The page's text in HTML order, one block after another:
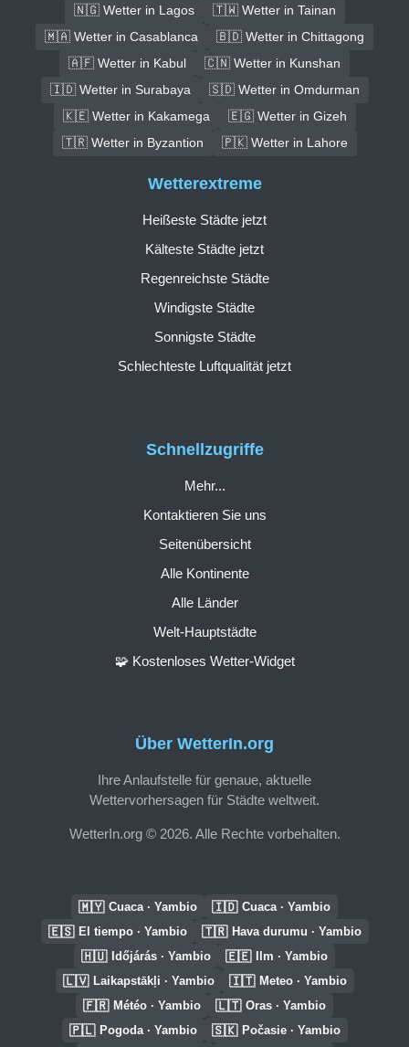
🇳🇬 Wetter in Lagos
🇹🇼 Wetter in Tainan
🇲🇦 Wetter in Casablanca
🇧🇩 Wetter in Chittagong
🇦🇫 Wetter in Kabul
🇨🇳 Wetter in Kunshan
🇮🇩 Wetter in Surabaya
🇸🇩 Wetter in Omdurman
🇰🇪 Wetter in Kakamega
🇪🇬 Wetter in Gizeh
🇹🇷 Wetter in Byzantion
🇵🇰 Wetter in Lahore
Über WetterIn.org
Ihre Anlaufstelle für genaue, aktuelle
Wettervorhersagen für Städte weltweit.
WetterIn.org © 2026. Alle Rechte vorbehalten.
Schnellzugriffe
Mehr...
Kontaktieren Sie uns
Seitenübersicht
Alle Kontinente
Alle Länder
Welt-Hauptstädte
🧩 Kostenloses Wetter-Widget
Wetterextreme
Heißeste Städte jetzt
Kälteste Städte jetzt
Regenreichste Städte
Windigste Städte
Sonnigste Städte
Schlechteste Luftqualität jetzt
🇲🇾 Cuaca · Yambio 🇮🇩 Cuaca · Yambio
🇪🇸 El tiempo · Yambio 🇹🇷 Hava durumu · Yambio
🇭🇺 Időjárás · Yambio 🇪🇪 Ilm · Yambio
🇱🇻 Laikapstākļi · Yambio 🇮🇹 Meteo · Yambio
🇫🇷 Météo · Yambio 🇱🇹 Oras · Yambio
🇵🇱 Pogoda · Yambio 🇸🇰 Počasie · Yambio